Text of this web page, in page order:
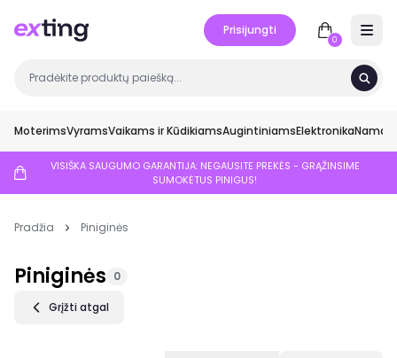
Prisijungti
0
MoterimsVyramsVaikams ir KūdikiamsAugintiniamsElektronikaNamai
VISIŠKA SAUGUMO GARANTIJA: NEGAUSITE PREKĖS - GRĄŽINSIME
SUMOKĖTUS PINIGUS!
Pradžia Piniginės
Piniginės 0
Grįžti atgal